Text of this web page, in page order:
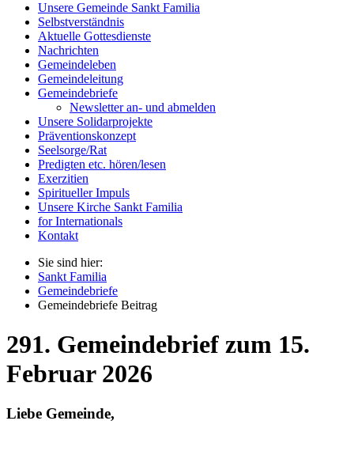
Unsere Gemeinde Sankt Familia
Selbstverständnis
Aktuelle Gottesdienste
Nachrichten
Gemeindeleben
Gemeindeleitung
Gemeindebriefe
Newsletter an- und abmelden
Unsere Solidarprojekte
Präventionskonzept
Seelsorge/Rat
Predigten etc. hören/lesen
Exerzitien
Spiritueller Impuls
Unsere Kirche Sankt Familia
for Internationals
Kontakt
Sie sind hier:
Sankt Familia
Gemeindebriefe
Gemeindebriefe Beitrag
291. Gemeindebrief zum 15.
Februar 2026
Liebe Gemeinde,